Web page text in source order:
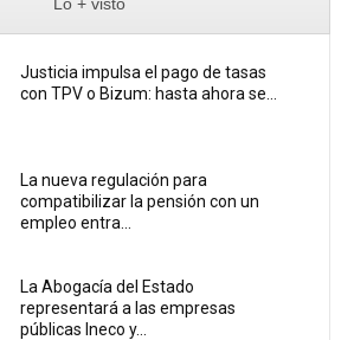
Justicia impulsa el pago de tasas
con TPV o Bizum: hasta ahora se...
La nueva regulación para
compatibilizar la pensión con un
empleo entra...
La Abogacía del Estado
representará a las empresas
públicas Ineco y...